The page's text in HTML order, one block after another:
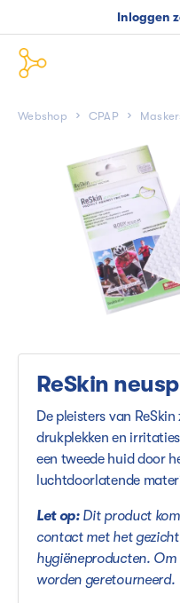
Inloggen
Webshop CPAP
ReSkin
De pleisters van
drukplekken en
een tweede huid door
luchtdoorlatende
Let op:Dit product
contact met het
hygiëneproducten.
worden geretourneerd.